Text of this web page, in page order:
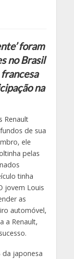
foram
no Brasil
na
Renault
de sua
ele
pelas
tinha
jovem Louis
as
automóvel,
a Renault,
da japonesa